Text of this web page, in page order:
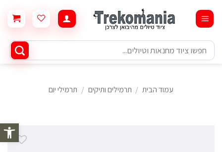
פתח
content
חיפוש
עבור:
עמוד הבית / תרמילים ותיקים / תרמילי יום